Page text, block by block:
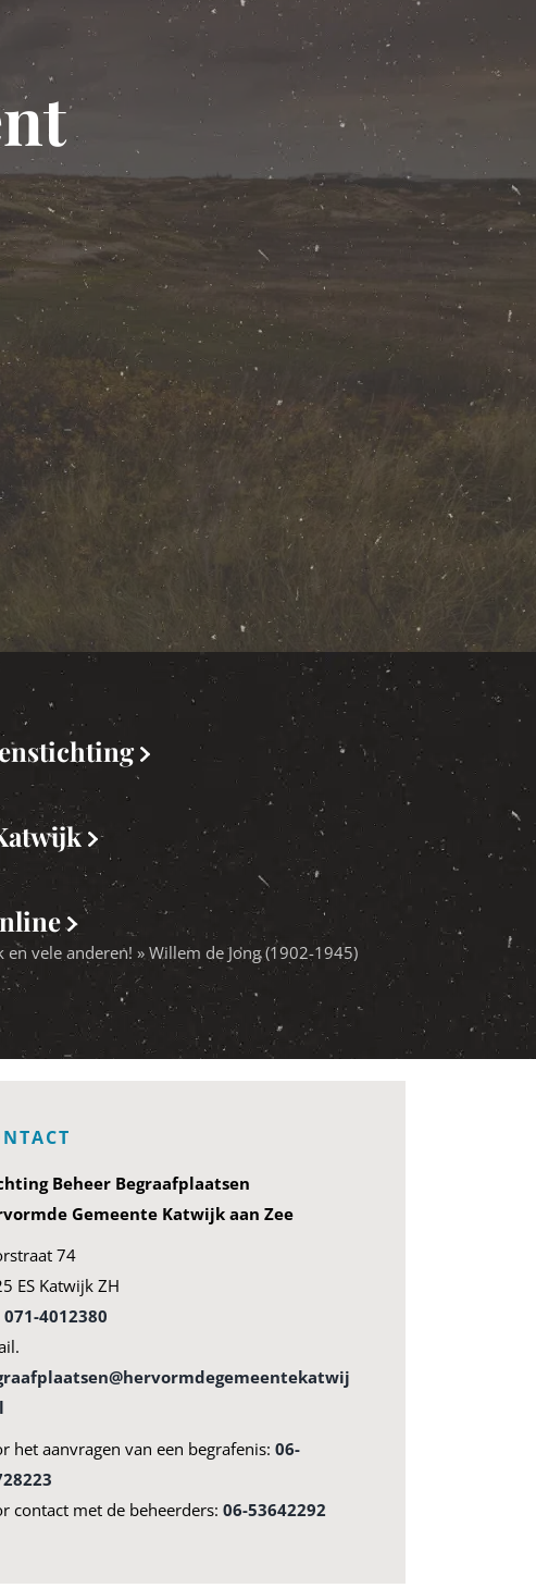
vele anderen! » Willem de Jong (1902-1945)
Beheer Begraafplaatsen
Gemeente Katwijk aan Zee
74
ES Katwijk ZH
071-4012380
het aanvragen van een begrafenis: 06-
contact met de beheerders: 06-53642292